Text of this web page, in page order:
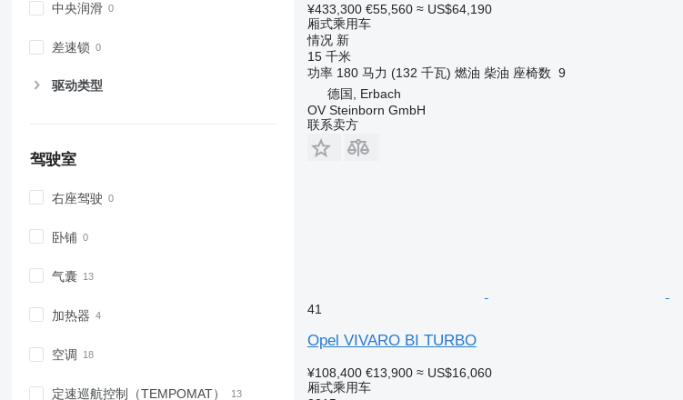
中央润滑
差速锁
驱动类型
驾驶室
右座驾驶
卧铺
气囊
加热器
空调
定速巡航控制（TEMPOMAT）
¥433,300 €55,560 ≈ US$64,190
厢式乘用车
情况新
15 千米
功率 180 马力 (132 千瓦) 燃油 柴油 座椅数 9
德国, Erbach
OV Steinborn GmbH
联系卖方
41
Opel VIVARO BI TURBO
¥108,400 €13,900 ≈ US$16,060
厢式乘用车